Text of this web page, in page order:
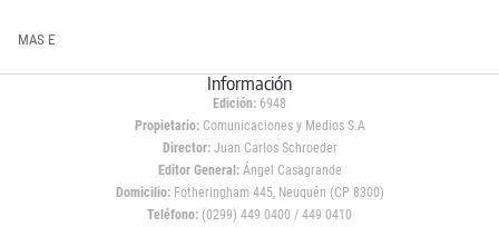
MAS E
Información
Edición: 6948
Propietario:Comunicaciones y Medios S.A
Director: Juan Carlos Schroeder
Editor General:Ángel Casagrande
Domicilio:Fotheringham 445, Neuquén (CP 8300)
Teléfono: (0299) 449 0400 / 449 0410